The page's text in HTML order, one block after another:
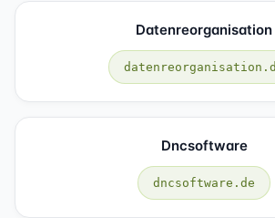
Datenreorganisation
Dncsoftware
dncsoftware.de